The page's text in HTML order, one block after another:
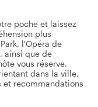
poche et laissez
plus
l'Opéra de
ainsi que de
vous réserve.
dans la ville,
et recommandations